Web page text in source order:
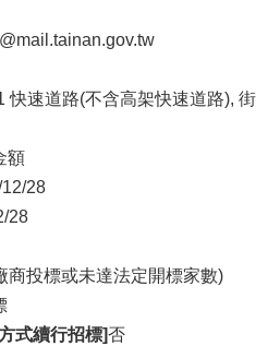
快速道路(不含高架快速道路), 街
額
28
28
商投標或未達法定開標家數)
式續行招標]否